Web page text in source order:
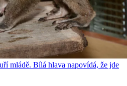
mládě. Bílá hlava napovídá, že jde